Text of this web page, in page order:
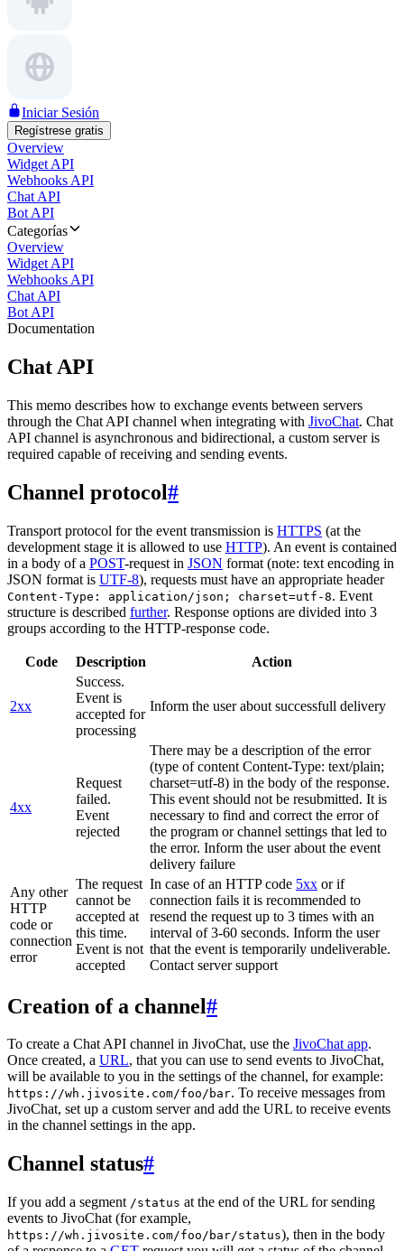
Iniciar Sesión
Regístrese gratis
Overview
Widget API
Webhooks API
Chat API
Bot API
Categorías
Overview
Widget API
Webhooks API
Chat API
Bot API
Documentation
Chat API
This memo describes how to exchange events between servers
through the Chat API channel when integrating with JivoChat. Chat
API channel is asynchronous and bidirectional, a custom server is
required capable of receiving and sending events.
Channel protocol#
Transport protocol for the event transmission is HTTPS (at the
development stage it is allowed to use HTTP). An event is contained
in a body of a POST-request in JSON format (note: text encoding in
JSON format is UTF-8), requests must have an appropriate header
Content-Type: application/json; charset=utf-8. Event
structure is described further. Response options are divided into 3
groups according to the HTTP-response code.
Code Description Action
2xx
Success.
Event is
accepted for
processing
Inform the user about successfull delivery
4xx
Request
failed.
Event
rejected
There may be a description of the error
(type of content Content-Type: text/plain;
charset=utf-8) in the body of the response.
This event should not be resubmitted. It is
necessary to find and correct the error of
the program or channel settings that led to
the error. Inform the user about the event
delivery failure
Any other
HTTP
code or
connection
error
The request
cannot be
accepted at
this time.
Event is not
accepted
In case of an HTTP code 5xx or if
connection fails it is recommended to
resend the request up to 3 times with an
interval of 3-60 seconds. Inform the user
that the event is temporarily undeliverable.
Contact server support
Creation of a channel#
To create a Chat API channel in JivoChat, use the JivoChat app.
Once created, a URL, that you can use to send events to JivoChat,
will be available to you in the settings of the channel, for example:
https://wh.jivosite.com/foo/bar. To receive messages from
JivoChat, set up a custom server and add the URL to receive events
in the channel settings in the app.
Channel status#
If you add a segment /status at the end of the URL for sending
events to JivoChat (for example,
https://wh.jivosite.com/foo/bar/status), then in the body